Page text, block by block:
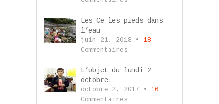
Les Ce les pieds dans
l’eau
juin 21, 2018 • 18
Commentaires
L’objet du lundi 2
octobre.
octobre 2, 2017 • 16
Commentaires